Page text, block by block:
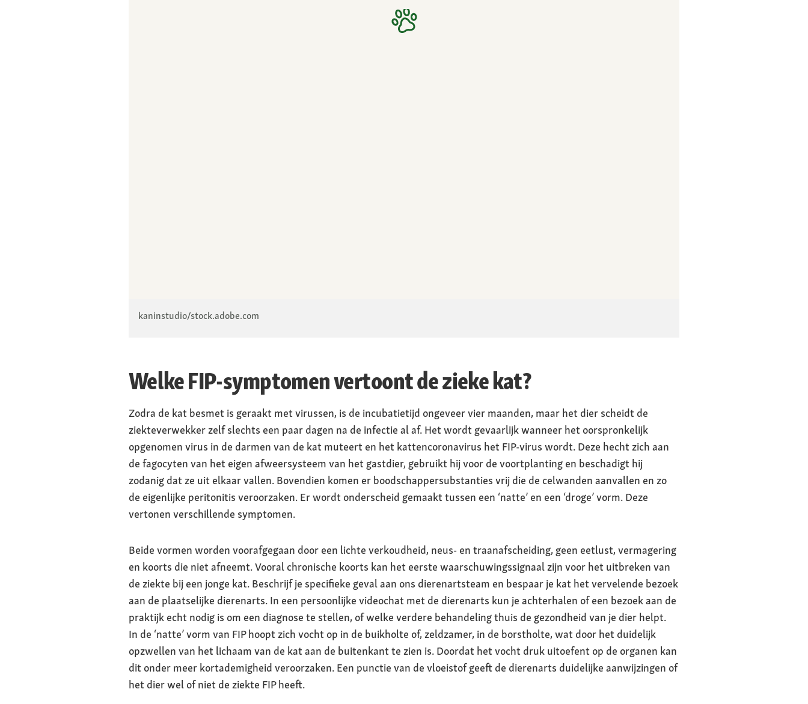
kaninstudio/stock.adobe.com
Welke FIP-symptomen vertoont de zieke kat?
Zodra de kat besmet is geraakt met virussen, is de incubatietijd ongeveer vier maanden, maar het dier scheidt de
ziekteverwekker zelf slechts een paar dagen na de infectie al af. Het wordt gevaarlijk wanneer het oorspronkelijk
opgenomen virus in de darmen van de kat muteert en het kattencoronavirus het FIP-virus wordt. Deze hecht zich aan
de fagocyten van het eigen afweersysteem van het gastdier, gebruikt hij voor de voortplanting en beschadigt hij
zodanig dat ze uit elkaar vallen. Bovendien komen er boodschappersubstanties vrij die de celwanden aanvallen en zo
de eigenlijke peritonitis veroorzaken. Er wordt onderscheid gemaakt tussen een ‘natte’ en een ‘droge’ vorm. Deze
vertonen verschillende symptomen.
Beide vormen worden voorafgegaan door een lichte verkoudheid, neus- en traanafscheiding, geen eetlust, vermagering
en koorts die niet afneemt. Vooral chronische koorts kan het eerste waarschuwingssignaal zijn voor het uitbreken van
de ziekte bij een jonge kat. Beschrijf je specifieke geval aan ons dierenartsteam en bespaar je kat het vervelende bezoek
aan de plaatselijke dierenarts. In een persoonlijke videochat met de dierenarts kun je achterhalen of een bezoek aan de
praktijk echt nodig is om een diagnose te stellen, of welke verdere behandeling thuis de gezondheid van je dier helpt.
In de ‘natte’ vorm van FIP hoopt zich vocht op in de buikholte of, zeldzamer, in de borstholte, wat door het duidelijk
opzwellen van het lichaam van de kat aan de buitenkant te zien is. Doordat het vocht druk uitoefent op de organen kan
dit onder meer kortademigheid veroorzaken. Een punctie van de vloeistof geeft de dierenarts duidelijke aanwijzingen of
het dier wel of niet de ziekte FIP heeft.